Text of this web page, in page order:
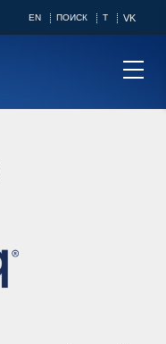
EN ПОИСК T VK